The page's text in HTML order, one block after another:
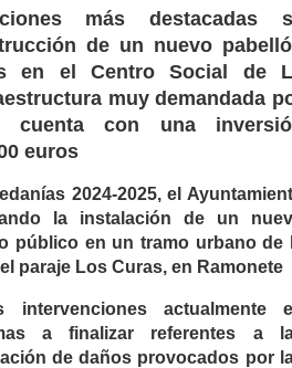
más destacadas
de un nuevo
en el Centro Social de
muy demandada
cuenta con una
euros
2024-2025, el
la instalación de un
público en un tramo urbano de
paraje Los Curas, en Ramonete
intervenciones actualmente
a finalizar referentes a
de daños provocados por